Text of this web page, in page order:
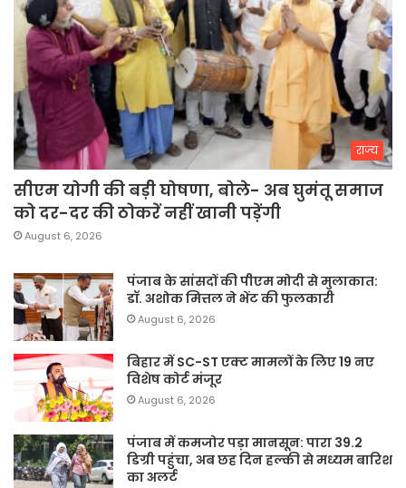
राज्य
सीएम योगी की बड़ी घोषणा, बोले- अब घुमंतू समाज
को दर-दर की ठोकरें नहीं खानी पड़ेंगी
August 6, 2026
पंजाब के सांसदों की पीएम मोदी से मुलाकात:
डॉ. अशोक मित्तल ने भेंट की फुलकारी
August 6, 2026
बिहार में SC-ST एक्ट मामलों के लिए 19 नए
विशेष कोर्ट मंजूर
August 6, 2026
पंजाब में कमजोर पड़ा मानसून: पारा 39.2
डिग्री पहुंचा, अब छह दिन हल्की से मध्यम बारिश
का अलर्ट